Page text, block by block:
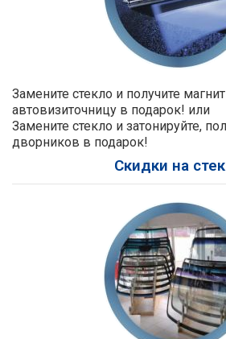
Замените стекло и получите
автовизиточницу в подарок! или
Замените стекло и затонируйте,
дворников в подарок!
Скидки на